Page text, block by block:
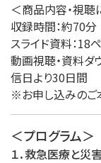
＜商品内容・視聴
収録時間：約70分
スライド資料：18
動画視聴・資料ダ
信日より30日間
※お申し込みのご
＜プログラム＞
１．救急医療と災